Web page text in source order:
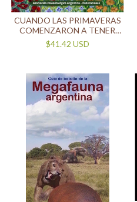
CUANDO LAS PRIMAVERAS
COMENZARON A TENER
FLORES
$41.42 USD